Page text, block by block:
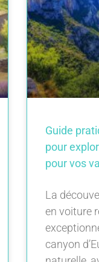
Guide
pour
pour vos
La
en voiture
canyon